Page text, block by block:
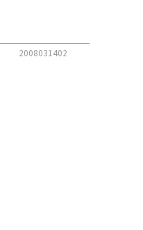
2008031402